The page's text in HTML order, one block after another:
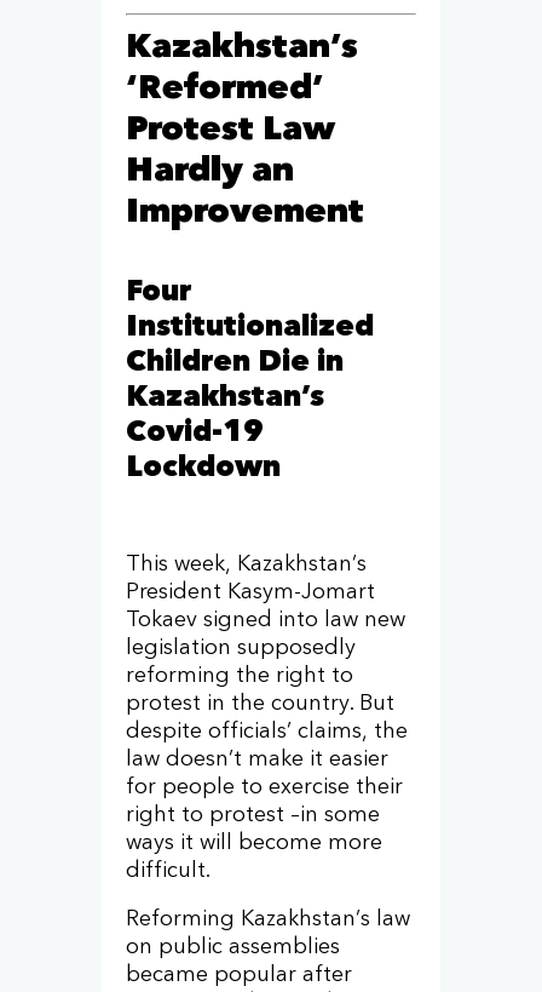
Kazakhstan’s
‘Reformed’
Protest Law
Hardly an
Improvement
Four
Institutionalized
Children Die in
Kazakhstan’s
Covid-19
Lockdown
This week, Kazakhstan’s
President Kasym-Jomart
Tokaev signed into law new
legislation supposedly
reforming the right to
protest in the country. But
despite officials’ claims, the
law doesn’t make it easier
for people to exercise their
right to protest –in some
ways it will become more
difficult.
Reforming Kazakhstan’s law
on public assemblies
became popular after